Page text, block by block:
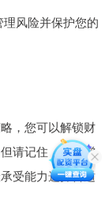
风险并保护您的
，您可以解锁财
请记住，它也增
受能力选择合适